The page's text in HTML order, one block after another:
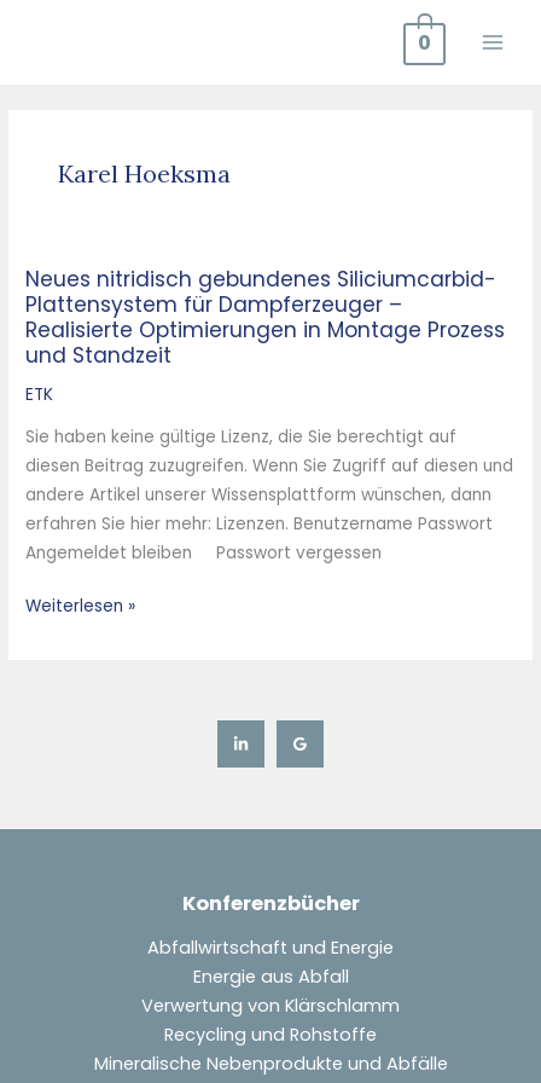
0
Karel Hoeksma
Neues nitridisch gebundenes Siliciumcarbid-
Plattensystem für Dampferzeuger –
Realisierte Optimierungen in Montage Prozess
und Standzeit
ETK
Sie haben keine gültige Lizenz, die Sie berechtigt auf
diesen Beitrag zuzugreifen. Wenn Sie Zugriff auf diesen und
andere Artikel unserer Wissensplattform wünschen, dann
erfahren Sie hier mehr: Lizenzen. Benutzername Passwort
Angemeldet bleiben Passwort vergessen
Neues
nitridisch
gebundenes
Siliciumcarbid-
Plattensystem
für
Dampferzeuger
Realisierte
Optimierungen
Montage
Weiterlesen »
Konferenzbücher
Abfallwirtschaft und Energie
Energie aus Abfall
Verwertung von Klärschlamm
Recycling und Rohstoffe
Mineralische Nebenprodukte und Abfälle